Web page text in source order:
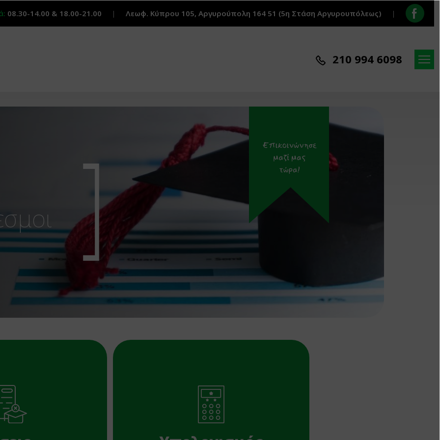
08.30-14.00 & 18.00-21.00 | Λεωφ. Κύπρου 105, Αργυρούπολη 164 51 (5η Στάση Αργυρουπόλεως) |
210 994 6098